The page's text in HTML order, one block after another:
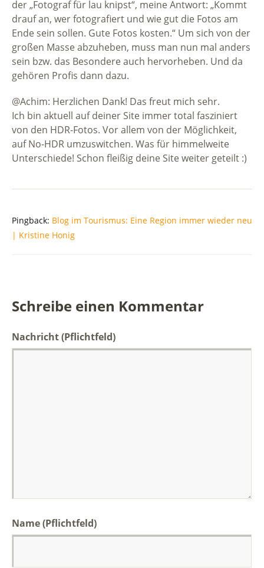
der „Fotograf für lau knipst“, meine Antwort: „Kommt
drauf an, wer fotografiert und wie gut die Fotos am
Ende sein sollen. Gute Fotos kosten.“ Um sich von der
großen Masse abzuheben, muss man nun mal anders
sein bzw. das Besondere auch hervorheben. Und da
gehören Profis dann dazu.
@Achim: Herzlichen Dank! Das freut mich sehr.
Ich bin aktuell auf deiner Site immer total fasziniert
von den HDR-Fotos. Vor allem von der Möglichkeit,
auf No-HDR umzuswitchen. Was für himmelweite
Unterschiede! Schon fleißig deine Site weiter geteilt :)
Pingback: Blog im Tourismus: Eine Region immer wieder neu
| Kristine Honig
Schreibe einen Kommentar
Nachricht(Pflichtfeld)
Name (Pflichtfeld)